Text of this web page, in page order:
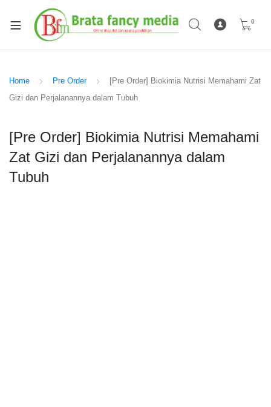
0
Home Pre Order
[Pre Order] Biokimia Nutrisi Memahami Zat
Gizi dan Perjalanannya dalam Tubuh
[Pre Order] Biokimia Nutrisi Memahami
Zat Gizi dan Perjalanannya dalam
Tubuh